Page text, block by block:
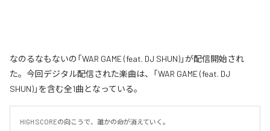
なのるなもないの「WAR GAME (feat. DJ SHUN)」が配信開始され
た。今回デジタル配信された楽曲は、「WAR GAME (feat. DJ
SHUN)」を含む全1曲となっている。
HIGH SCOREの向こうで、誰かの命が消えていく。